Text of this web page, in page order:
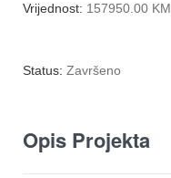
Vrijednost: 157950.00 KM
Status: Završeno
Opis Projekta